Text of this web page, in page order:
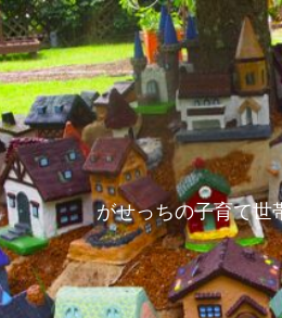
がせっちの子育て世